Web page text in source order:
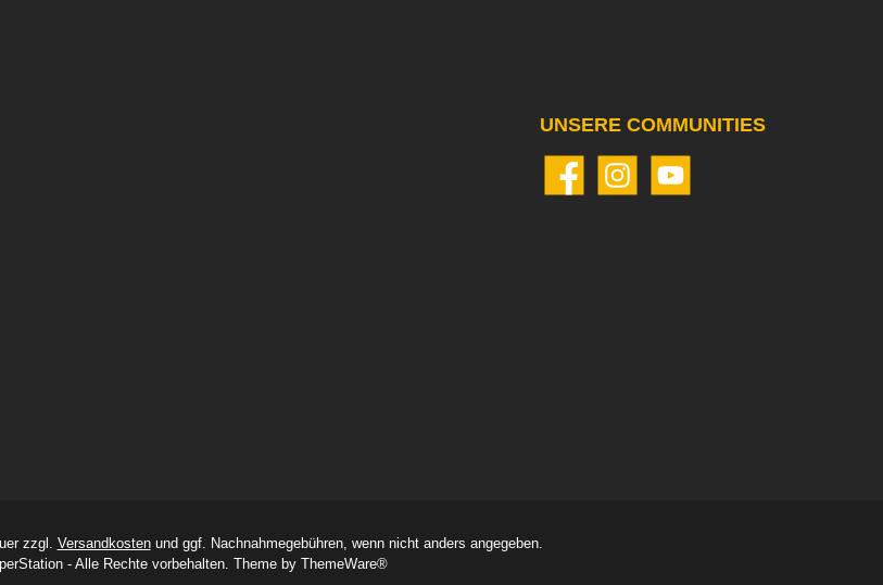
UNSERE COMMUNITIES
FacebookInstagramYouTube
zzgl. Versandkostenund ggf. Nachnahmegebühren, wenn nicht anders angegeben.
- Alle Rechte vorbehalten. Theme by ThemeWare®